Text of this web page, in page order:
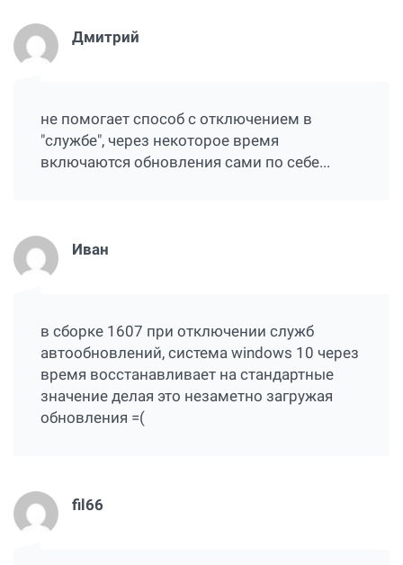
Дмитрий
не помогает способ с отключением в
"службе", через некоторое время
включаются обновления сами по себе...
Иван
в сборке 1607 при отключении служб
автообновлений, система windows 10 через
время восстанавливает на стандартные
значение делая это незаметно загружая
обновления =(
fil66